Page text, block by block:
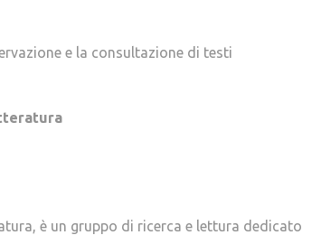
e la consultazione di testi
è un gruppo di ricerca e lettura dedicato